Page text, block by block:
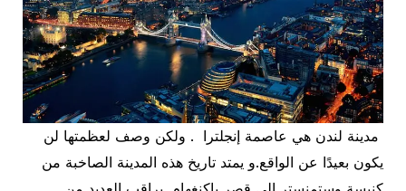
مدينة لندن هي عاصمة إنجلترا . ولكن وصف لعظمتها لن
يكون بعيدًا عن الواقع.و يمتد تاريخ هذه المدينة الصاخبة من